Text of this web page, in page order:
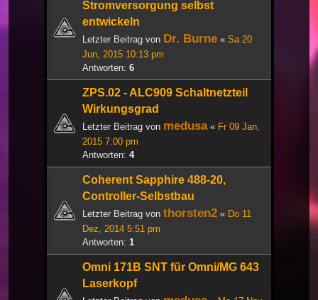
Stromversorgung selbst
entwickeln
Letzter Beitrag von Dr. Burne « Sa 20
Jun, 2015 10:13 pm
Antworten: 6
ZPS.02 - ALC909 Schaltnetzteil
Wirkungsgrad
Letzter Beitrag von medusa« Fr 09 Jan,
2015 7:00 pm
Antworten: 4
Coherent Sapphire 488-20,
Controller-Selbstbau
Letzter Beitrag von thorsten2 « Do 11
Dez, 2014 5:51 pm
Antworten: 1
Omni 171B SNT für Omni/MG 643
Laserkopf